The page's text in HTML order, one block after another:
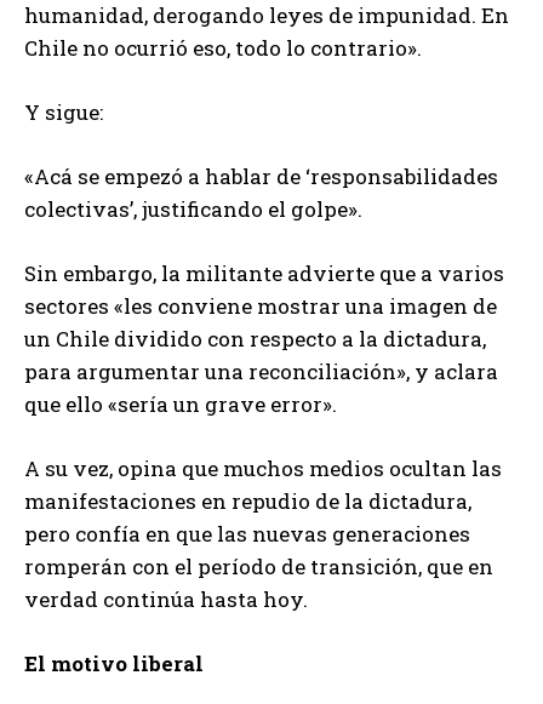
humanidad, derogando leyes de impunidad. En
Chile no ocurrió eso, todo lo contrario».
Y sigue:
«Acá se empezó a hablar de ‘responsabilidades
colectivas’, justificando el golpe».
Sin embargo, la militante advierte que a varios
sectores «les conviene mostrar una imagen de
un Chile dividido con respecto a la dictadura,
para argumentar una reconciliación», y aclara
que ello «sería un grave error».
A su vez, opina que muchos medios ocultan las
manifestaciones en repudio de la dictadura,
pero confía en que las nuevas generaciones
romperán con el período de transición, que en
verdad continúa hasta hoy.
El motivo liberal